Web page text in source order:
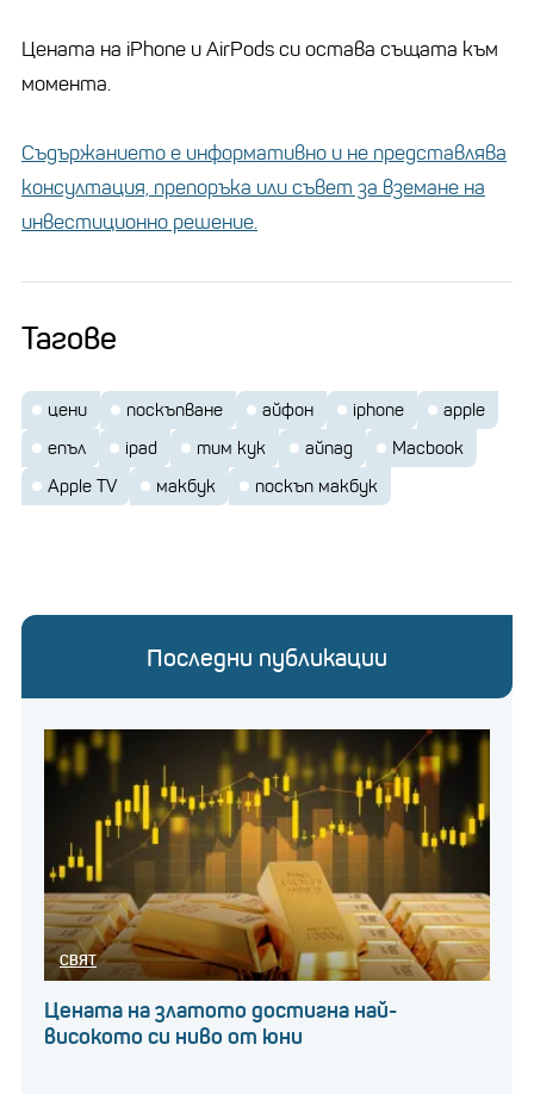
Цената на iPhone и AirPods си остава същата към
момента.
Съдържанието е информативно и не представлява
консултация, препоръка или съвет за вземане на
инвестиционно решение.
Тагове
цени поскъпване айфон iphone
apple
епъл
ipad тим кук айпад
Macbook
Apple TV
макбук поскъп макбук
Последни публикации
СВЯТ
Цената на златото достигна най-
високото си ниво от юни